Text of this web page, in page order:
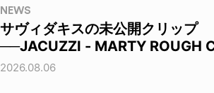
NEWS
サヴィダキスの未公開クリップ
──JACUZZI - MARTY ROUGH
2026.08.06